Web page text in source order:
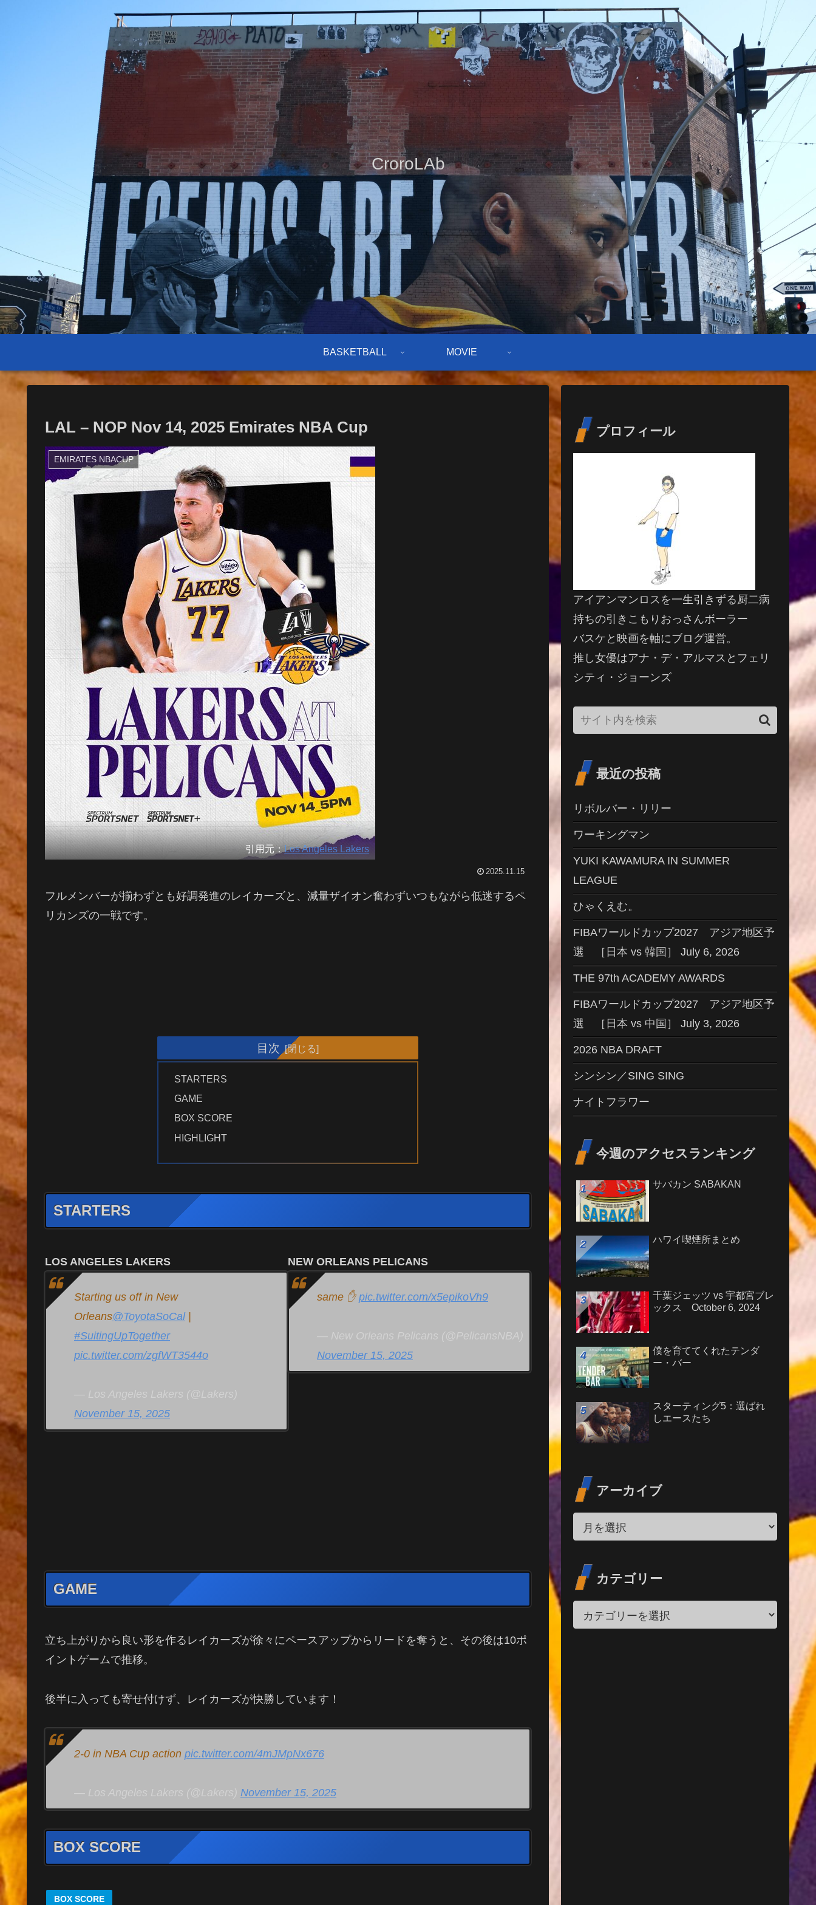
CroroLAb
BASKETBALL MOVIE
LAL – NOP Nov 14, 2025 Emirates NBA Cup
EMIRATES NBACUP
引用元：Los Angeles Lakers
2025.11.15
フルメンバーが揃わずとも好調発進のレイカーズと、減量ザイオン奮わずいつもながら低迷するペ
リカンズの一戦です。
目次
STARTERS
GAME
BOX SCORE
HIGHLIGHT
STARTERS
LOS ANGELES LAKERS
Starting us off in New
Orleans@ToyotaSoCal|
#SuitingUpTogether
pic.twitter.com/zgfWT3544o
— Los Angeles Lakers (@Lakers)
November 15, 2025
NEW ORLEANS PELICANS
same ✋ pic.twitter.com/x5epikoVh9
— New Orleans Pelicans (@PelicansNBA)
November 15, 2025
GAME
立ち上がりから良い形を作るレイカーズが徐々にペースアップからリードを奪うと、その後は10ポ
イントゲームで推移。
後半に入っても寄せ付けず、レイカーズが快勝しています！
2-0 in NBA Cup action pic.twitter.com/4mJMpNx676
— Los Angeles Lakers (@Lakers) November 15, 2025
BOX SCORE
BOX SCORE
プロフィール
アイアンマンロスを一生引きずる厨二病
持ちの引きこもりおっさんボーラー
バスケと映画を軸にブログ運営。
推し女優はアナ・デ・アルマスとフェリ
シティ・ジョーンズ
最近の投稿
リボルバー・リリー
ワーキングマン
YUKI KAWAMURA IN SUMMER
LEAGUE
ひゃくえむ。
FIBAワールドカップ2027 アジア地区予
選 ［日本 vs 韓国］ July 6, 2026
THE 97th ACADEMY AWARDS
FIBAワールドカップ2027 アジア地区予
選 ［日本 vs 中国］ July 3, 2026
2026 NBA DRAFT
シンシン／SING SING
ナイトフラワー
今週のアクセスランキング
サバカン SABAKAN
ハワイ喫煙所まとめ
千葉ジェッツ vs 宇都宮ブレ
ックス October 6, 2024
僕を育ててくれたテンダ
ー・バー
スターティング5：選ばれ
しエースたち
アーカイブ
カテゴリー